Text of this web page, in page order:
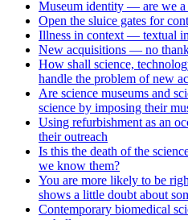
Museum identity — are we a
Open the sluice gates for
Illness in context — textual
New acquisitions — no
How shall science,
handle the problem of new
Are science museums and
science by imposing their
Using refurbishment as an
their outreach
Is this the death of the
we know them?
You are more likely to be
shows a little doubt about
Contemporary biomedical